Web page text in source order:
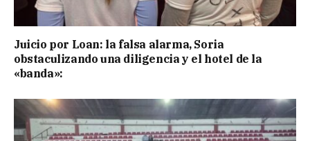
Juicio por Loan: la falsa alarma, Soria
obstaculizando una diligencia y el hotel de la
«banda»: